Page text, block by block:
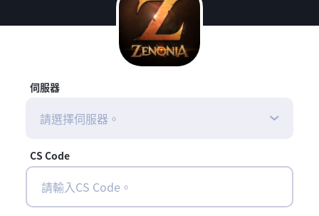
伺服器
請選擇伺服器。
CS Code